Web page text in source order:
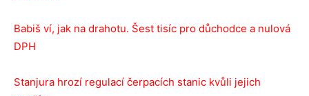
Babiš ví, jak na drahotu. Šest tisíc pro důchodce a nulová
DPH
Stanjura hrozí regulací čerpacích stanic kvůli jejich